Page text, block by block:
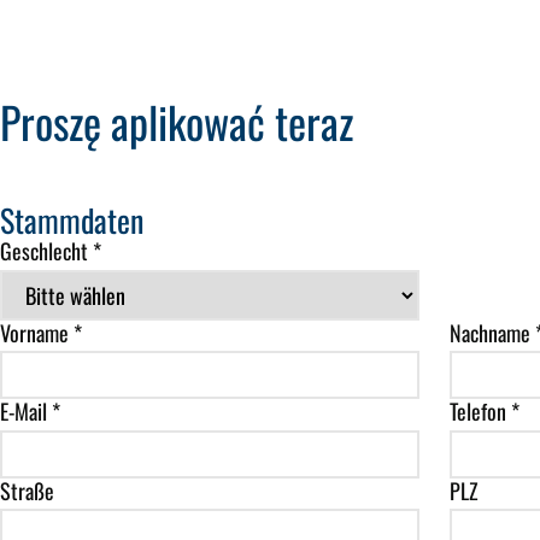
Proszę aplikować teraz
Stammdaten
Geschlecht *
Vorname * Nachname
E-Mail * Telefon *
Straße PLZ